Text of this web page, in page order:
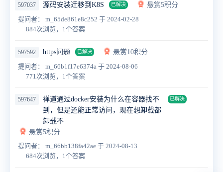
597037 源码安装迁移到K8S 已解决
悬赏5积分
提问者： m_65de861e8c252 于 2024-02-28
884次浏览，1个答案
597592 https问题 已解决
悬赏10积分
提问者： m_66b1f17e6374a 于 2024-08-06
771次浏览，1个答案
597647
禅道通过docker安装为什么在容器找不
到，但是还能正常访问，现在想卸载都
卸载不
已解决
悬赏5积分
提问者： m_66bb138fa42ae 于 2024-08-13
684次浏览，1个答案